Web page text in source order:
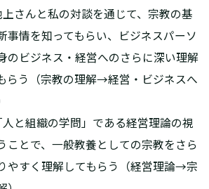
上さんと私の対談を通じて、宗教の基
事情を知ってもらい、ビジネスパーソ
のビジネス・経営へのさらに深い理解
らう（宗教の理解→経営・ビジネスへ
人と組織の学問」である経営理論の視
ことで、一般教養としての宗教をさら
やすく理解してもらう（経営理論→宗